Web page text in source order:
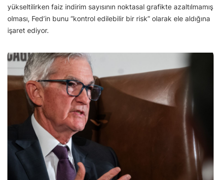
yükseltilirken faiz indirim sayısının noktasal grafikte azaltılmamış
olması, Fed’in bunu “kontrol edilebilir bir risk” olarak ele aldığına
işaret ediyor.